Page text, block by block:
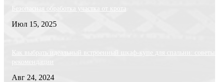
Безопасная обработка участка от крота
Июл 15, 2025
Как выбрать идеальный встроенный шкаф-купе для спальни: советы
рекомендации
Авг 24, 2024